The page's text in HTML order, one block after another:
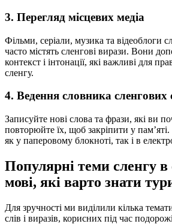
3. Перегляд місцевих медіа
Фільми, серіали, музика та відеоблоги
часто містять сленгові вирази. Вони
контекст і інтонації, які важливі для
сленгу.
4. Ведення словника сленгових
Записуйте нові слова та фрази, які ви
повторюйте їх, щоб закріпити у
як у паперовому блокноті, так і в
Популярні теми сленгу в
мові, які варто знати
Для зручності ми виділили кілька
слів і виразів, корисних під час